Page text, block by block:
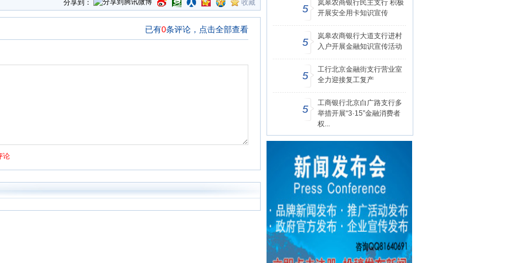
分享到： 收藏
5
岚皋农商银行民主支行 积极
开展安全用卡知识宣传
5
岚皋农商银行大道支行进村
入户开展金融知识宣传活动
5
工行北京金融街支行营业室
全力迎接复工复产
5
工商银行北京白广路支行多
举措开展“3·15”金融消费者
权...